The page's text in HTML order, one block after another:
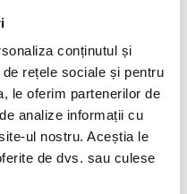
conținutul și
rețele sociale și pentru
le oferim partenerilor de
analize informații cu
ul nostru. Aceștia le
de dvs. sau culese
mai mult de 50 de nume
dintre cele mai comune
porumb, siropul de porumb
zahărul din trestie, sucul
siropul de orez brun,
de orz și multe altele.